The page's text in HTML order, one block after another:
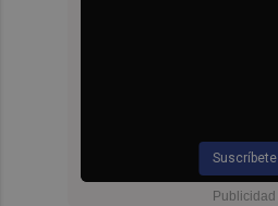
Suscríbete